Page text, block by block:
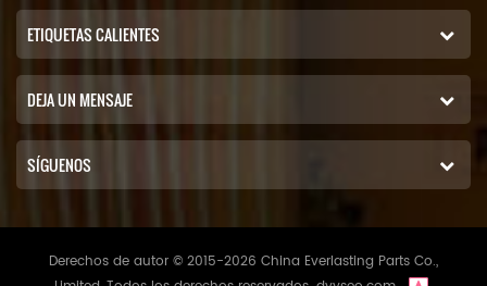
ETIQUETAS CALIENTES
DEJA UN MENSAJE
SÍGUENOS
Derechos de autor © 2015-2026 China Everlasting Parts Co.,